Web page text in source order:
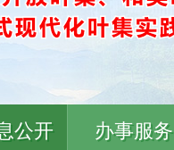
公开 办事服务